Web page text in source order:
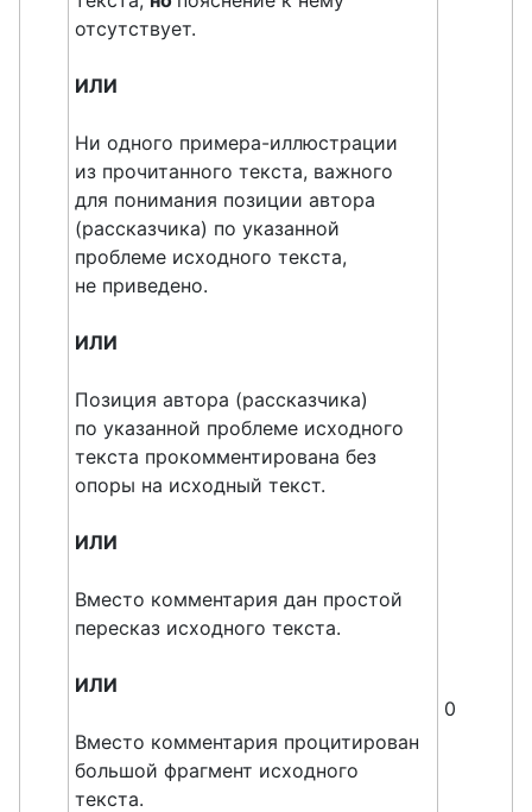
отсутствует.
ИЛИ
Ни одного примера-иллюстрации
из прочитанного текста, важного
для понимания позиции автора
(рассказчика) по указанной
проблеме исходного текста,
не приведено.
ИЛИ
Позиция автора (рассказчика)
по указанной проблеме исходного
текста прокомментирована без
опоры на исходный текст.
ИЛИ
Вместо комментария дан простой
пересказ исходного текста.
ИЛИ
Вместо комментария процитирован
большой фрагмент исходного
текста.
0